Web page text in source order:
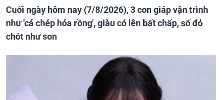
Cuối ngày hôm nay (7/8/2026), 3 con giáp vận trình
như 'cá chép hóa rồng', giàu có lên bất chấp, số đỏ
chót như son